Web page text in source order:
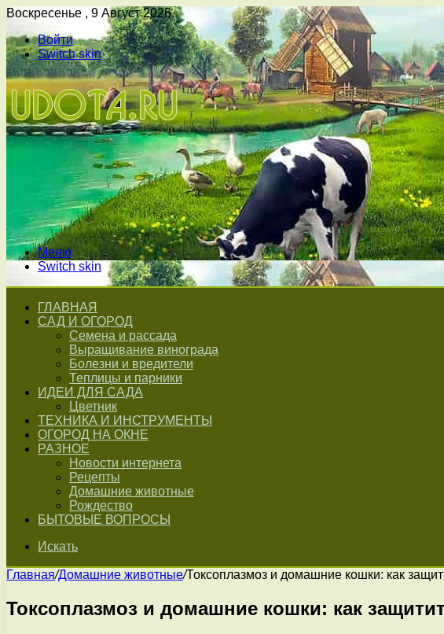
Воскресенье , 9 Август 2026
Войти
Switch skin
Меню
Switch skin
ГЛАВНАЯ
САД И ОГОРОД
Семена и рассада
Выращивание винограда
Болезни и вредители
Теплицы и парники
ИДЕИ ДЛЯ САДА
Цветник
ТЕХНИКА И ИНСТРУМЕНТЫ
ОГОРОД НА ОКНЕ
РАЗНОЕ
Новости интернета
Рецепты
Домашние животные
Рождество
БЫТОВЫЕ ВОПРОСЫ
Искать
Главная/Домашние животные/Токсоплазмоз и домашние кошки: как
Токсоплазмоз и домашние кошки: как